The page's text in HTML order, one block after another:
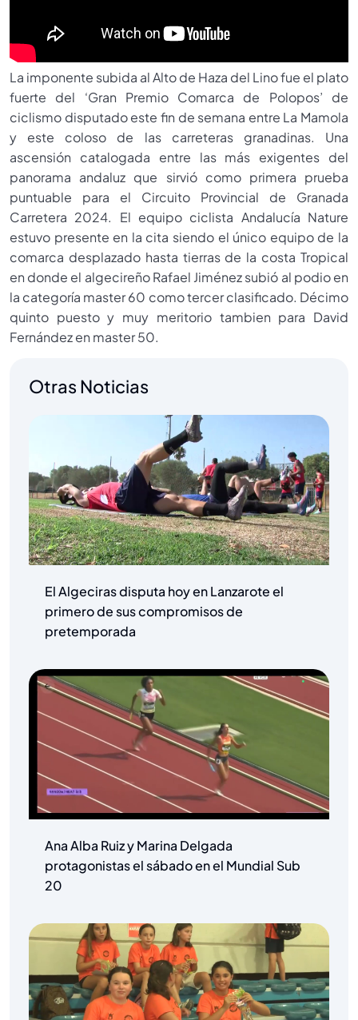
La imponente subida al Alto de Haza del Lino fue el plato
fuerte del ‘Gran Premio Comarca de Polopos’ de
ciclismo disputado este fin de semana entre La Mamola
y este coloso de las carreteras granadinas. Una
ascensión catalogada entre las más exigentes del
panorama andaluz que sirvió como primera prueba
puntuable para el Circuito Provincial de Granada
Carretera 2024. El equipo ciclista Andalucía Nature
estuvo presente en la cita siendo el único equipo de la
comarca desplazado hasta tierras de la costa Tropical
en donde el algecireño Rafael Jiménez subió al podio en
la categoría master 60 como tercer clasificado. Décimo
quinto puesto y muy meritorio tambien para David
Fernández en master 50.
Otras Noticias
El Algeciras disputa hoy en Lanzarote el
primero de sus compromisos de
pretemporada
Ana Alba Ruiz y Marina Delgada
protagonistas el sábado en el Mundial Sub
20